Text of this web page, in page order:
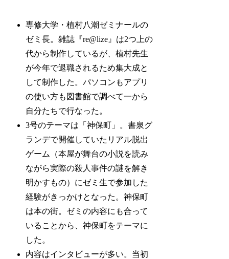
専修大学・植村八潮ゼミナールの
ゼミ長。雑誌『re@lize』は2つ上の
代から制作しているが、植村先生
が今年で退職されるため集大成と
して制作した。パソコンもアプリ
の使い方も図書館で調べて一から
自分たちで行なった。
3号のテーマは「神保町」。書泉グ
ランデで開催していたリアル脱出
ゲーム（本屋が舞台の小説を読み
ながら実際の殺人事件の謎を解き
明かすもの）にゼミ生で参加した
経験がきっかけとなった。神保町
は本の街。ゼミの内容にも合って
いることから、神保町をテーマに
した。
内容はインタビューが多い。当初